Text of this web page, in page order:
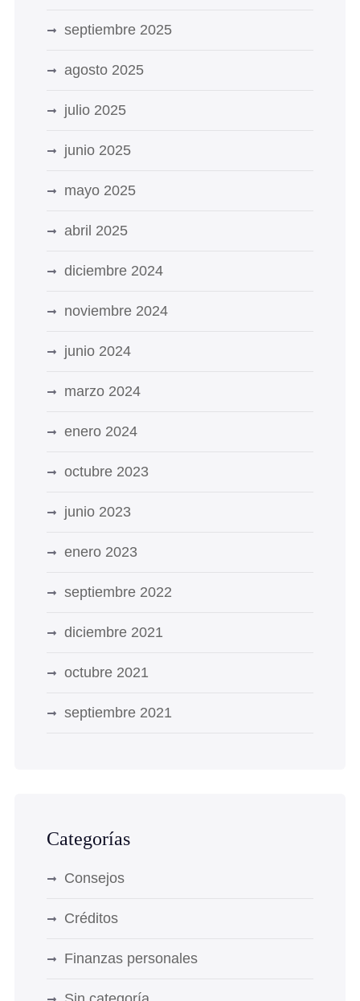
septiembre 2025
agosto 2025
julio 2025
junio 2025
mayo 2025
abril 2025
diciembre 2024
noviembre 2024
junio 2024
marzo 2024
enero 2024
octubre 2023
junio 2023
enero 2023
septiembre 2022
diciembre 2021
octubre 2021
septiembre 2021
Categorías
Consejos
Créditos
Finanzas personales